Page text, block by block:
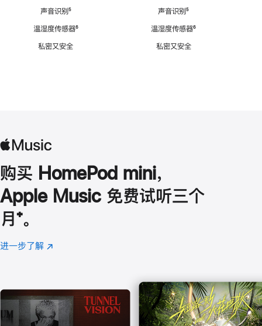
声音识别脚
⁵
温湿度传感器脚
⁶
私密又安全
声音识别脚
⁵
温湿度传感器脚
⁶
私密又安全
购买 HomePod mini，
Apple Music 免费试听三个
月 脚
注
⁺。
进一步了解 Apple
(在
口
中
打